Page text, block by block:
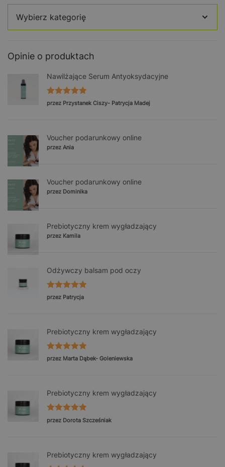
Opinie o produktach
Nawilżające Serum Antyoksydacyjne
Oceniono5
przez Przystanek Ciszy- Patrycja Madej
Voucher podarunkowy online
przez Ania
Voucher podarunkowy online
przez Dominika
Prebiotyczny krem wygładzający
przez Kamila
Odżywczy balsam pod oczy
Oceniono5
przez Patrycja
Prebiotyczny krem wygładzający
Oceniono 5
przez Marta Dąbek- Goleniewska
Prebiotyczny krem wygładzający
Oceniono5
przez Dorota Szcześniak
Prebiotyczny krem wygładzający